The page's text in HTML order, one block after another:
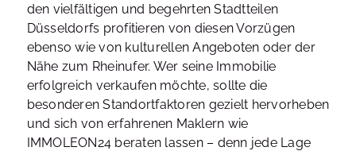
den vielfältigen und begehrten Stadtteilen
Düsseldorfs profitieren von diesen Vorzügen
ebenso wie von kulturellen Angeboten oder der
Nähe zum Rheinufer. Wer seine Immobilie
erfolgreich verkaufen möchte, sollte die
besonderen Standortfaktoren gezielt hervorheben
und sich von erfahrenen Maklern wie
IMMOLEON24 beraten lassen – denn jede Lage